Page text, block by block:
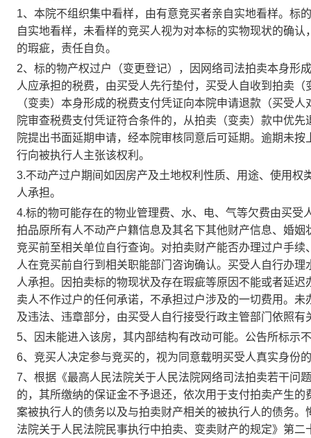
1、本院不组织集中看样，由有意竞买者亲自实地看样。标
自实地看样，未看样的竞买人视为对本标的实物现状的确
的瑕疵，责任自负。
2、标的物产权过户（变更登记），因网络司法拍卖本身形
人应承担的税费，由买受人先行垫付，买受人自收到拍卖（
（变卖）本身形成的税费支付凭证向本院申请退款（买受
院审查税费支付凭证符合条件的，从拍卖（变卖）款中优
院提出书面延期申请，经本院审核同意后可延期。逾期未
行向被执行人主张该权利。
3.不动产过户期间如因房产及土地权利性质、用途、使用
人承担。
4.标的物可能存在的物业管理费、水、电、气等欠费由买
拍品原所有人不动产户籍信息及其名下其他财产信息、婚
竞买前至相关单位自行查询。对拍卖财产能否办理过户手
人在竞买前自行到相关职能部门咨询确认。买受人自行办
人承担。因拍卖标的物现状及存在瑕疵等原因不能或者延
卖人不作过户的任何承诺，不承担过户涉及的一切费用。
及违法、违章部分，由买受人自行接受行政主管部门依照有
5、因未能进入该房，其内部结构有改动可能。公告所标示
6、竞买人决定参与竞买的，视为同意载明买受人真实身份
7、根据《最高人民法院关于人民法院网络司法拍卖若干问
的，其所缴纳的保证金不予退还，依次用于支付拍卖产生
案被执行人的债务以及与拍卖财产相关的被执行人的债务
法院关于人民法院民事执行中拍卖、变卖财产的规定》第